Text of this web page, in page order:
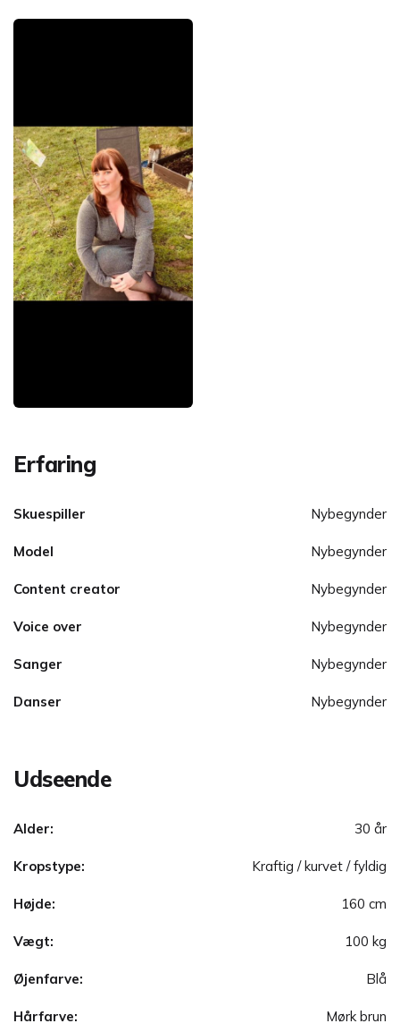
Erfaring
Skuespiller Nybegynder
Model Nybegynder
Content creator Nybegynder
Voice over Nybegynder
Sanger Nybegynder
Danser Nybegynder
Udseende
Alder: 30 år
Kropstype: Kraftig / kurvet / fyldig
Højde: 160 cm
Vægt: 100 kg
Øjenfarve: Blå
Hårfarve: Mørk brun